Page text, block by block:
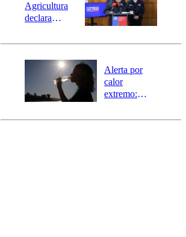
Agricultura
declara
agrícola para
Alerta por
calor
extremo:
activa Alerta